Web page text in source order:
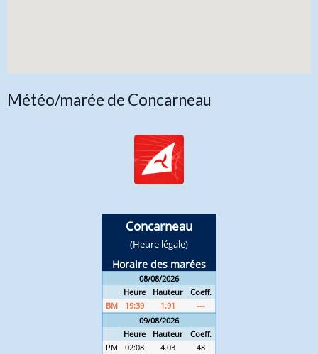
Météo/marée de Concarneau